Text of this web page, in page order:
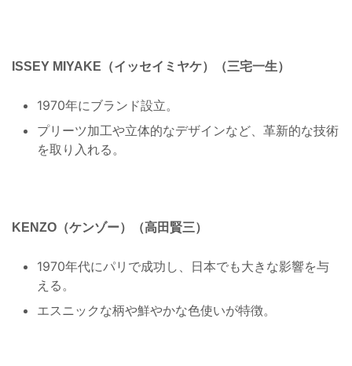
ISSEY MIYAKE（イッセイミヤケ）（三宅一生）
1970年にブランド設立。
プリーツ加工や立体的なデザインなど、革新的な技術
を取り入れる。
KENZO（ケンゾー）（高田賢三）
1970年代にパリで成功し、日本でも大きな影響を与
える。
エスニックな柄や鮮やかな色使いが特徴。